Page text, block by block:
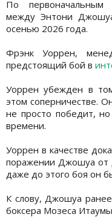
По первоначальным
между Энтони
осенью 2026 года.
Фрэнк Уоррен,
предстоящий бой в
Уоррен убежден в
этом соперничестве.
не просто победит,
времени.
Уоррен в качестве
поражении Джошуа от
даже до этого боя он
К слову, Джошуа ранее
боксера Мозеса